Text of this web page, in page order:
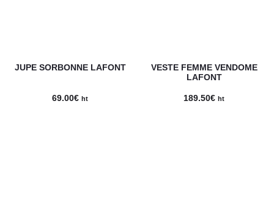
JUPE SORBONNE LAFONT
69.00€ ht
VESTE FEMME VENDOME
LAFONT
189.50€ ht